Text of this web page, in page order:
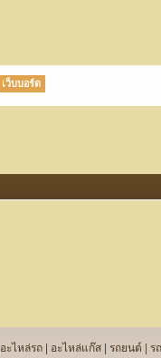
เว็บบอร์ด
อะไหล่รถ อะไหล่แก๊ส รถยนต์ ร